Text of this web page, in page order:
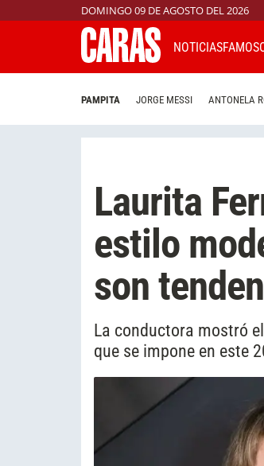
DOMINGO 09 DE AGOSTO DEL 2026
NOTICIAS
PAMPITA JORGE MESSI ANTONELA
Laurita
estilo
son
La conductora mostró
que se impone en este